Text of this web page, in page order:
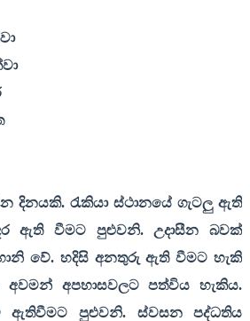
දිනයකි. රැකියා ස්ථානයේ ගැටලු ඇති
ඇති වීමට පුළුවනි. උදාසීන බවක්
වේ. හදිසි අනතුරු ඇති වීමට හැකි
අවමන් අපහාසවලට පත්විය හැකිය.
ඇතිවීමට පුළුවනි. ස්වසන පද්ධතිය